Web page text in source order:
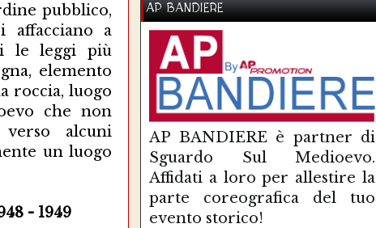
pubblico,
a
le leggi più
elemento
roccia, luogo
che non
verso alcuni
un luogo
- 1949
AP BANDIERE
AP BANDIERE è partner di
Sguardo Sul Medioevo.
Affidati a loro per allestire la
parte coreografica del tuo
evento storico!